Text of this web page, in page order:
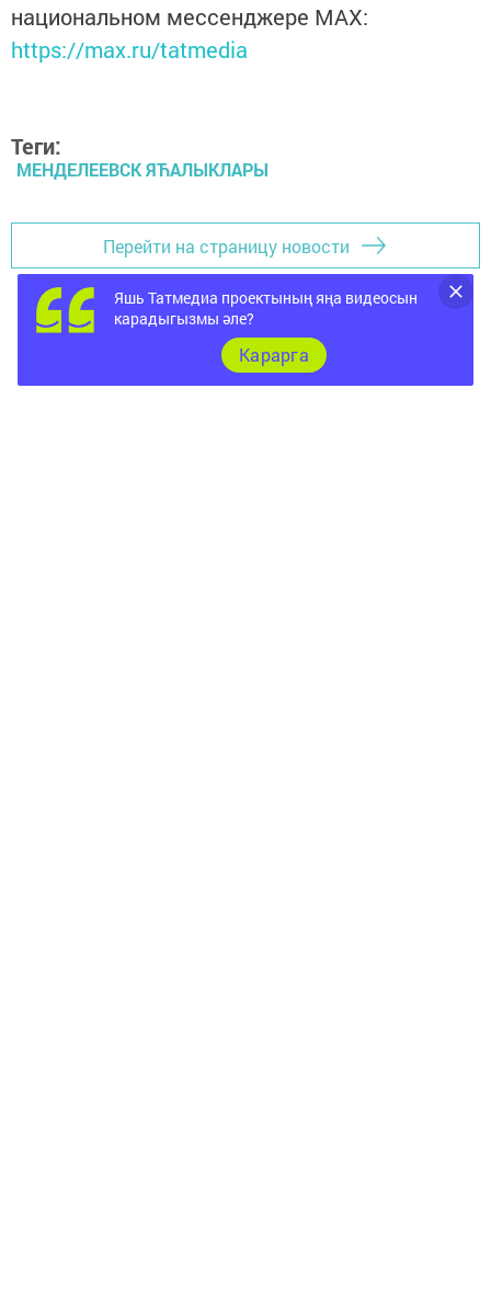
национальном мессенджере MАХ:
https://max.ru/tatmedia
Теги:
МЕНДЕЛЕЕВСК ЯЋАЛЫКЛАРЫ
Перейти на страницу новости
Яшь Татмедиа проектының яңа видеосын
карадыгызмы әле?
Карарга